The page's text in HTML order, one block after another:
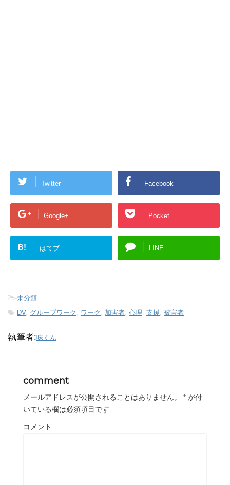
Twitter Facebook
Google+ Pocket
B! はてブ LINE
-未分類
-DV, グループワーク , ワーク , 加害者, 心理, 支援, 被害者
執筆者:味くん
comment
メールアドレスが公開されることはありません。 * が付
いている欄は必須項目です
コメント